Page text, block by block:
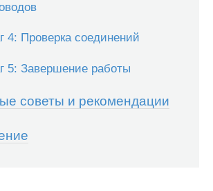
4: Проверка соединений
5: Завершение работы
советы и рекомендации